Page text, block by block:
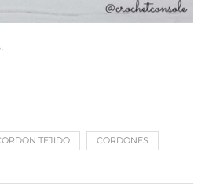
TEJIDO CORDONES